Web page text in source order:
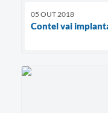
05 OUT 2018
Contel vai